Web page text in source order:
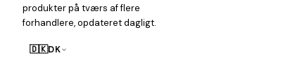
produkter på tværs af flere
forhandlere, opdateret dagligt.
🇩🇰DK